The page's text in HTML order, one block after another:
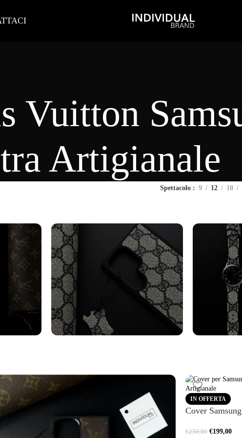
Vuitton
Artigianale
Spettacolo 9 12 18
Vedi altro Vedi altro
IN OFFERTA
Cover
€250,00 €199,00